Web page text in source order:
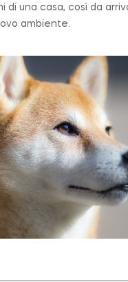
di una casa, così da
ambiente.